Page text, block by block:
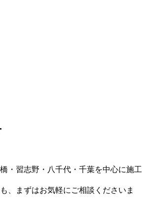
・習志野・八千代・千葉を中心に施工
、まずはお気軽にご相談くださいま